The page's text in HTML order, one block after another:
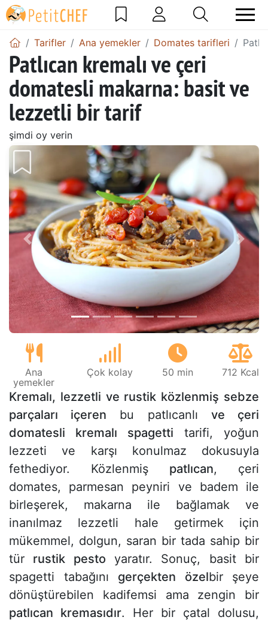
Tarifler Ana yemekler Domates tarifleri
Patlıcan kremalı ve çeri
domatesli makarna: basit ve
lezzetli bir tarif
şimdi oy verin
Önceki
Ana
yemekler
Çok kolay 50 min 712 Kcal
Kremalı, lezzetli ve rustik közlenmiş sebze
parçaları içeren bu patlıcanlı ve çeri
domatesli kremalı spagetti tarifi, yoğun
lezzeti ve karşı konulmaz dokusuyla
fethediyor. Közlenmiş patlıcan, çeri
domates, parmesan peyniri ve badem ile
birleşerek, makarna ile bağlamak ve
inanılmaz lezzetli hale getirmek için
mükemmel, dolgun, saran bir tada sahip bir
tür rustik pesto yaratır. Sonuç, basit bir
spagetti tabağını gerçekten özelbir şeye
dönüştürebilen kadifemsi ama zengin bir
patlıcan kremasıdır. Her bir çatal dolusu,